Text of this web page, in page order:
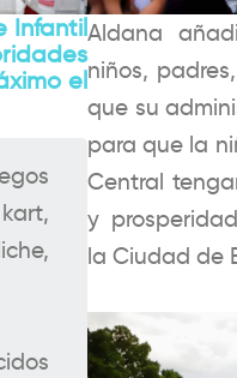
Infantil
el
Aldana
niños,
que su
para que la
Central
y
la Ciudad de